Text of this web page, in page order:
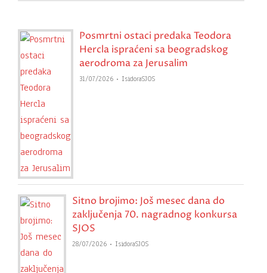
Posmrtni ostaci predaka Teodora
Hercla ispraćeni sa beogradskog
aerodroma za Jerusalim
31/07/2026 IsidoraSJOS
Sitno brojimo: Još mesec dana do
zaključenja 70. nagradnog konkursa
SJOS
28/07/2026 IsidoraSJOS